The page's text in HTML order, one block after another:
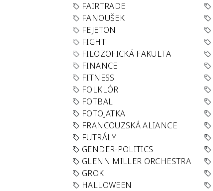
FAIRTRADE
FANOUŠEK
FEJETON
FIGHT
FILOZOFICKÁ FAKULTA
FINANCE
FITNESS
FOLKLÓR
FOTBAL
FOTOJATKA
FRANCOUZSKÁ ALIANCE
FUTRÁLY
GENDER-POLITICS
GLENN MILLER ORCHESTRA
GROK
HALLOWEEN